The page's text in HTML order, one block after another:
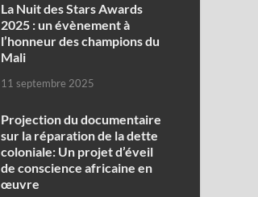
‎La Nuit des Stars Awards
2025 : un évènement à
l’honneur des champions du
Mali
11 septembre 2025
Projection du documentaire
sur la réparation de la dette
coloniale: Un projet d’éveil
de conscience africaine en
œuvre‎